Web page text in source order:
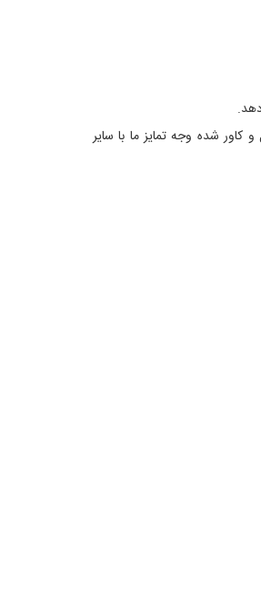
شده وجه تمایز ما با سایر